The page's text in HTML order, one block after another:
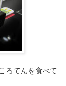
ろてんを食べて